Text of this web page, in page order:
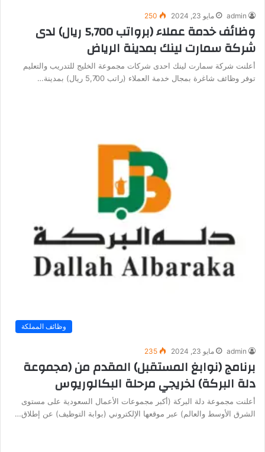
admin مايو 23, 2024 250
وظائف خدمة عملاء (برواتب 5,700 ريال) لدى
شركة سمارت لينك بمدينة الرياض
أعلنت شركة سمارت لينك احدى شركات مجموعة الخليج للتدريب والتعليم
توفر وظائف شاغرة بمجال خدمة العملاء (راتب 5,700 ريال) بمدينة…
وظائف المملكة
admin مايو 23, 2024 235
برنامج (نوابغ المستقبل) المقدم من (مجموعة
دلة البركة) لخريجي مرحلة البكالوريوس
أعلنت مجموعة دلة البركة (أكبر مجموعات الأعمال السعودية على مستوى
الشرق الأوسط والعالم) عبر موقعها الإلكتروني (بوابة التوظيف) عن إطلاق…